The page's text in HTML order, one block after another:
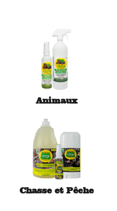
Animaux
Chasse et Pêche